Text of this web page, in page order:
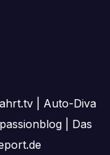
Auto-Diva
Das